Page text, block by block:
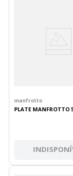
manfrotto
PLATE MANFROTTO